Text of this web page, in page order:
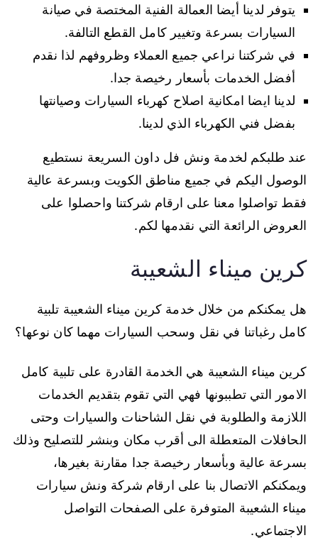
يتوفر لدينا أيضا العمالة الفنية المختصة في صيانة
السيارات بسرعة وتغيير كامل القطع التالفة.
في شركتنا نراعي جميع العملاء وظروفهم لذا نقدم
أفضل الخدمات بأسعار رخيصة جدا.
لدينا ايضا امكانية اصلاح كهرباء السيارات وصيانتها
بفضل فني الكهرباء الذي لدينا.
عند طلبكم لخدمة ونش فل داون السريعة نستطيع
الوصول اليكم في جميع مناطق الكويت وبسرعة عالية
فقط تواصلوا معنا على ارقام شركتنا واحصلوا على
العروض الرائعة التي نقدمها لكم.
كرين ميناء الشعيبة
هل يمكنكم من خلال خدمة كرين ميناء الشعيبة تلبية
كامل رغباتنا في نقل وسحب السيارات مهما كان نوعها؟
كرين ميناء الشعيبة هي الخدمة القادرة على تلبية كامل
الامور التي تطببونها فهي التي تقوم بتقديم الخدمات
اللازمة والطلوبة في نقل الشاحنات والسيارات وحتى
الحافلات المتعطلة الى أقرب مكان وبنشر للتصليح وذلك
بسرعة عالية وبأسعار رخيصة جدا مقارنة بغيرها،
ويمكنكم الاتصال بنا على ارقام شركة ونش سيارات
ميناء الشعيبة المتوفرة على الصفحات التواصل
الاجتماعي.